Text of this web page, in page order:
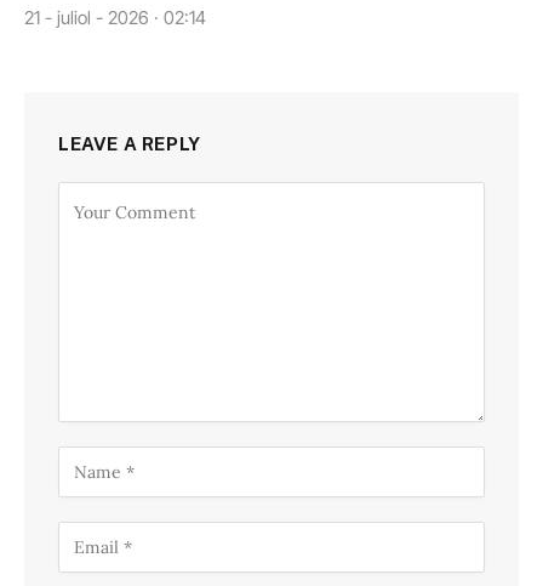
21 - juliol - 2026 · 02:14
LEAVE A REPLY